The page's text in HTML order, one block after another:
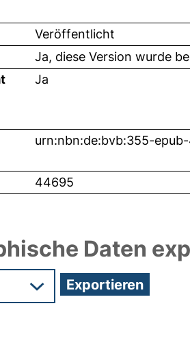
Veröffentlicht
Ja, diese Version wurde
Ja
urn:nbn:de:bvb:355-
44695
Daten